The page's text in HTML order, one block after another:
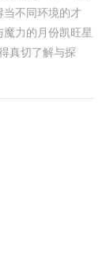
不同环境的才
力的月份凯旺星
真切了解与探